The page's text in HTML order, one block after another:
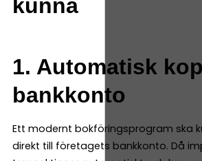
kunna
1. Automatisk
bankkonto
Ett modernt bokföringsprogram ska
direkt till företagets bankkonto. Då